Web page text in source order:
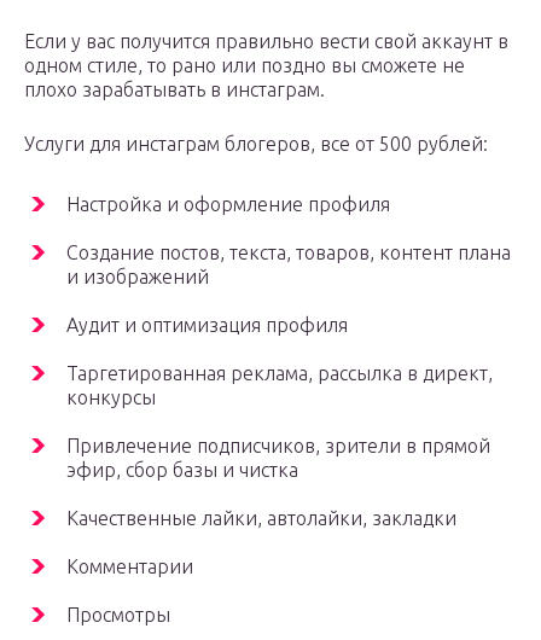
Если у вас получится правильно вести свой аккаунт в
одном стиле, то рано или поздно вы сможете не
плохо зарабатывать в инстаграм.
Услуги для инстаграм блогеров, все от 500 рублей:
Настройка и оформление профиля
Создание постов, текста, товаров, контент плана
и изображений
Аудит и оптимизация профиля
Таргетированная реклама, рассылка в директ,
конкурсы
Привлечение подписчиков, зрители в прямой
эфир, сбор базы и чистка
Качественные лайки, автолайки, закладки
Комментарии
Просмотры